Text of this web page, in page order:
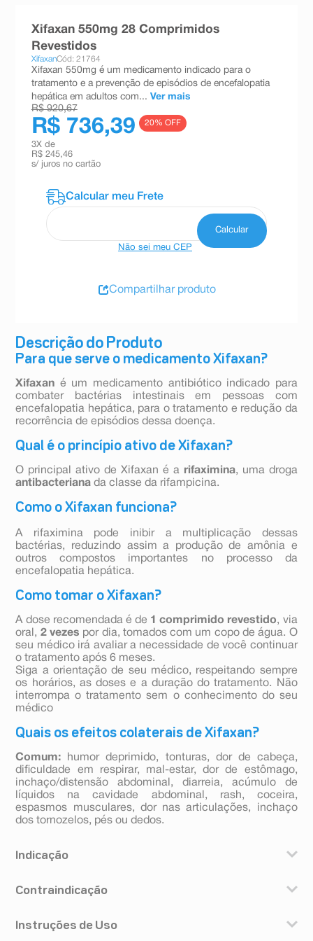
Descrição do Produto
Para que serve o medicamento Xifaxan?
Xifaxan é um medicamento antibiótico indicado para
combater bactérias intestinais em pessoas com
encefalopatia hepática, para o tratamento e redução da
recorrência de episódios dessa doença.
Qual é o princípio ativo de Xifaxan?
O principal ativo de Xifaxan é a rifaximina, uma droga
antibacteriana da classe da rifampicina.
Como o Xifaxan funciona?
A rifaximina pode inibir a multiplicação dessas
bactérias, reduzindo assim a produção de amônia e
outros compostos importantes no processo da
encefalopatia hepática.
Como tomar o Xifaxan?
A dose recomendada é de 1 comprimido revestido, via
oral, 2 vezes por dia, tomados com um copo de água. O
seu médico irá avaliar a necessidade de você continuar
o tratamento após 6 meses.
Siga a orientação de seu médico, respeitando sempre
os horários, as doses e a duração do tratamento. Não
interrompa o tratamento sem o conhecimento do seu
médico
Quais os efeitos colaterais de Xifaxan?
Comum: humor deprimido, tonturas, dor de cabeça,
dificuldade em respirar, mal-estar, dor de estômago,
inchaço/distensão abdominal, diarreia, acúmulo de
líquidos na cavidade abdominal, rash, coceira,
espasmos musculares, dor nas articulações, inchaço
dos tornozelos, pés ou dedos.
Indicação
bactérias intestinais em pessoas com encefalopatia
em alguns casos pode levar ao coma).
Contraindicação
- Se você for alérgico a rifaximina ou tipos similares de
Instruções de Uso
Xifaxan 550mg 28 Comprimidos
Revestidos
XifaxanCód: 21764
Xifaxan 550mg é um medicamento indicado para o
tratamento e a prevenção de episódios de encefalopatia
hepática em adultos com... Ver mais
R$ 920,67
R$ 736,39 20% OFF
3X de
R$ 245,46
s/ juros no cartão
Não sei meu CEP
Compartilhar produto
teste gravidez
10ºesmalte